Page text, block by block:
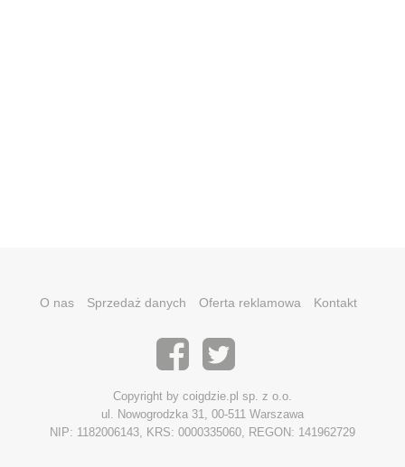
O nas Sprzedaż danych Oferta reklamowa Kontakt
Copyright by coigdzie.pl sp. z o.o.
ul. Nowogrodzka 31, 00-511 Warszawa
NIP: 1182006143, KRS: 0000335060, REGON: 141962729